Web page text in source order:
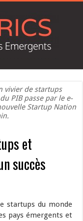
vivier de startups
PIB passe par le e-
Startup Nation
et
succès
startups du monde
pays émergents et